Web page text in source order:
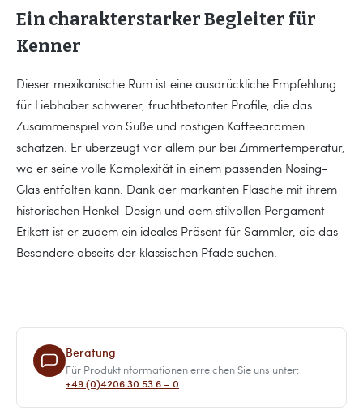
Ein charakterstarker Begleiter für
Kenner
Dieser mexikanische Rum ist eine ausdrückliche Empfehlung
für Liebhaber schwerer, fruchtbetonter Profile, die das
Zusammenspiel von Süße und röstigen Kaffeearomen
schätzen. Er überzeugt vor allem pur bei Zimmertemperatur,
wo er seine volle Komplexität in einem passenden Nosing-
Glas entfalten kann. Dank der markanten Flasche mit ihrem
historischen Henkel-Design und dem stilvollen Pergament-
Etikett ist er zudem ein ideales Präsent für Sammler, die das
Besondere abseits der klassischen Pfade suchen.
Beratung
Für Produktinformationen erreichen Sie uns unter:
+49 (0)4206 30 53 6 – 0